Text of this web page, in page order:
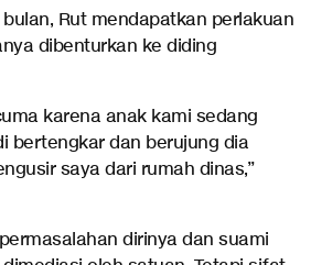
Rut mendapatkan perlakuan
dibenturkan ke diding
karena anak kami sedang
bertengkar dan berujung dia
saya dari rumah dinas,”
dirinya dan suami